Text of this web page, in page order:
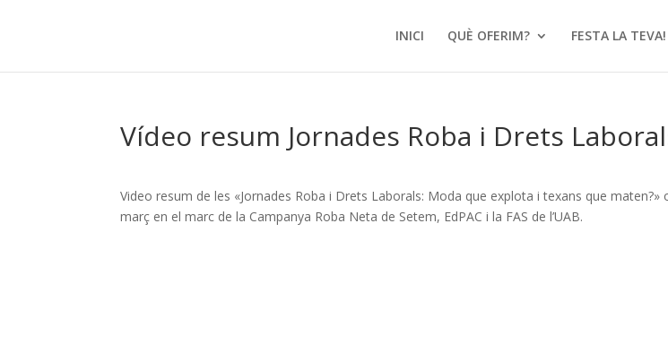
INICI QUÈ OFERIM? FESTA LA TEVA!
Vídeo resum Jornades Roba i Drets
Video resum de les «Jornades Roba i Drets Laborals: Moda que explota i texans que maten?»
març en el marc de la Campanya Roba Neta de Setem, EdPAC i la FAS de l’UAB.